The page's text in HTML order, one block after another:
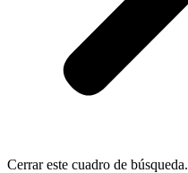
Cerrar este cuadro de búsqueda.